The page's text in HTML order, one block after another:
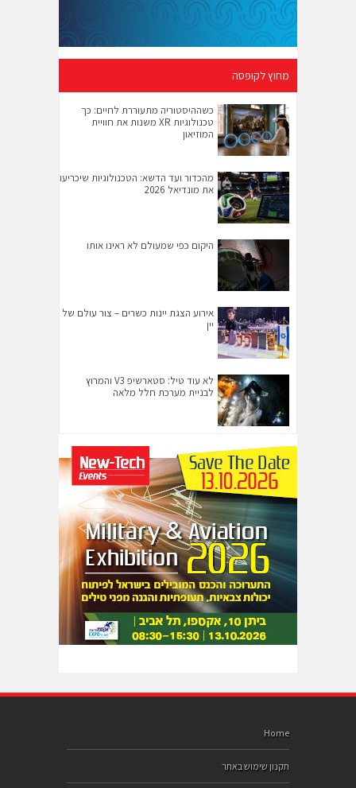
מחוץ לקופסה
כשההיסטוריה מתעוררת לחיים: כך
טכנולוגיות XR משנות את חוויית
המוזיאון
מהכדור ועד הדשא: הטכנולוגיות שיכריעו
את מונדיאל 2026
היקום כפי שמעולם לא ראינו אותו
אירוע הצגת יינות כשרים – צור עולם של
יין
לא עוד טיל: סטארשיפ V3 והמרוץ
לבניית מערכת חלל מלאה
Home
תקנון שימוש באתר